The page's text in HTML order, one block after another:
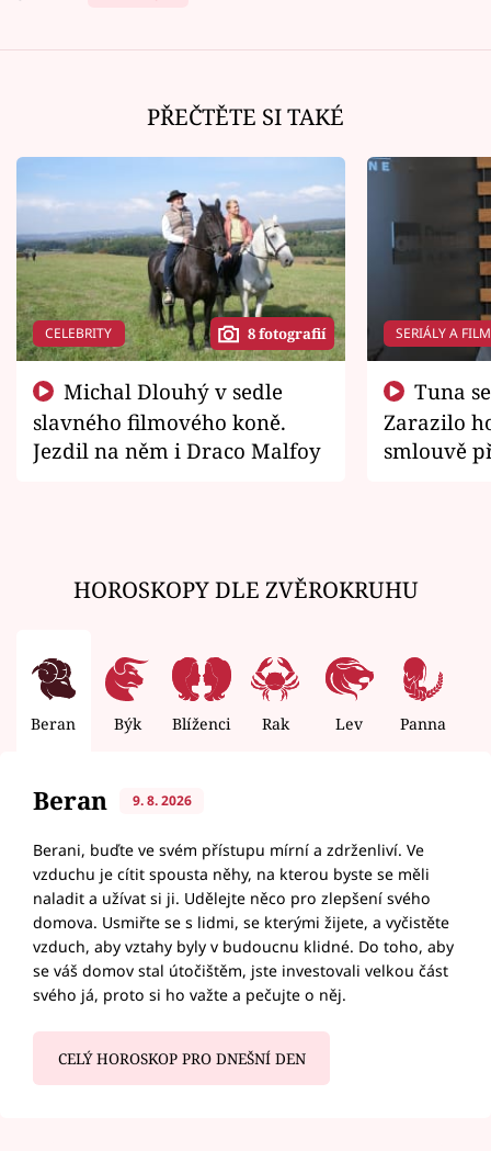
PŘEČTĚTE SI TAKÉ
CELEBRITY 8 fotografií
slavného filmového koně.
Jezdil na něm i Draco Malfoy
SERIÁLY A
Zarazilo
smlouvě
HOROSKOPY DLE ZVĚROKRUHU
Beran Býk Blíženci Rak Lev Panna
Beran 9. 8. 2026
Berani, buďte ve svém přístupu mírní a zdrženliví. Ve
vzduchu je cítit spousta něhy, na kterou byste se měli
naladit a užívat si ji. Udělejte něco pro zlepšení svého
domova. Usmiřte se s lidmi, se kterými žijete, a vyčistěte
vzduch, aby vztahy byly v budoucnu klidné. Do toho, aby
se váš domov stal útočištěm, jste investovali velkou část
svého já, proto si ho važte a pečujte o něj.
CELÝ HOROSKOP PRO DNEŠNÍ DEN